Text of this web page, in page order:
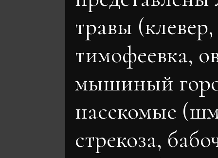
травы (клевер,
тимофеевка,
мышиный
насекомые
стрекоза,